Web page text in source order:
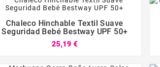
  
Chaleco Hinchable Textil Suave
Seguridad Bebé Bestway UPF 50+
25,19 €